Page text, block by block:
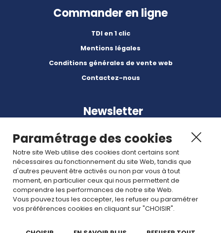
Commander en ligne
TDI en 1 clic
Mentions légales
Conditions générales de vente web
Contactez-nous
Newsletter
Abonnez-vous à nos dernières nouvelles et articles.
Rejoignez nous
Paramétrage des cookies
Notre site Web utilise des cookies dont certains sont
nécessaires au fonctionnement du site Web, tandis que
d'autres peuvent être activés ou non par vous à tout
moment, en particulier ceux qui nous permettent de
comprendre les performances de notre site Web.
Vous pouvez tous les accepter, les refuser ou paramétrer
vos préférences cookies en cliquant sur "CHOISIR".